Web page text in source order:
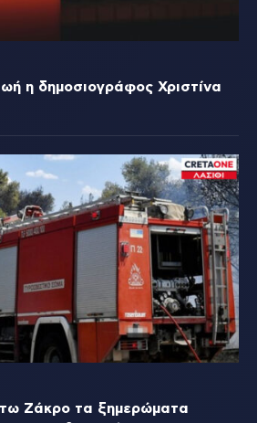
η δημοσιογράφος Χριστίνα
Ζάκρο τα ξημερώματα